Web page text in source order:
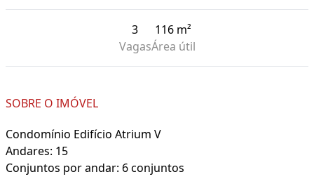
3
Vagas
116 m²
Área útil
SOBRE O IMÓVEL
Condomínio Edifício Atrium V
Andares: 15
Conjuntos por andar: 6 conjuntos